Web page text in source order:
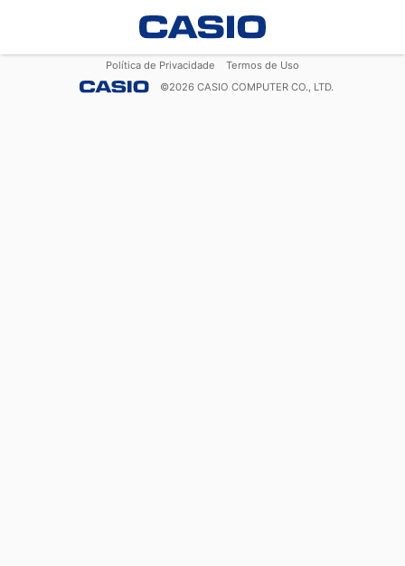
Política de Privacidade
Termos de Uso
©2026 CASIO COMPUTER CO., LTD.